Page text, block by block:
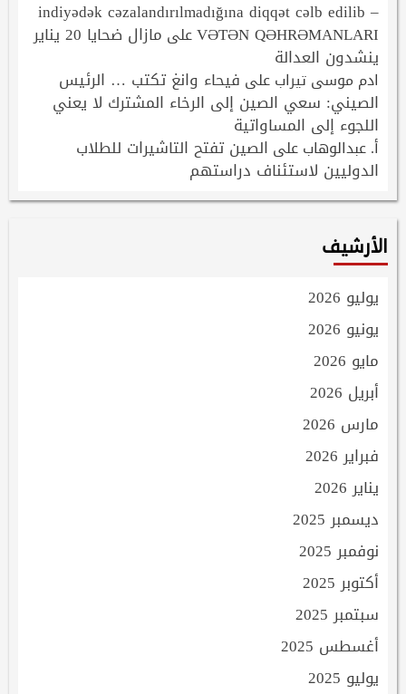
indiyədək cəzalandırılmadığına diqqət cəlb edilib –
VƏTƏN QƏHRƏMANLARIعلى مازال ضحايا 20 يناير
ينشدون العدالة
ادم موسى تيرابعلى فيحاء وانغ تكتب … الرئيس
الصيني: سعي الصين إلى الرخاء المشترك لا يعني
اللجوء إلى المساواتية
أ. عبدالوهابعلى الصين تفتح التاشيرات للطلاب
الدوليين لاستئناف دراستهم
الأرشيف
يوليو 2026
يونيو 2026
مايو 2026
أبريل 2026
مارس 2026
فبراير 2026
يناير 2026
ديسمبر 2025
نوفمبر 2025
أكتوبر 2025
سبتمبر 2025
أغسطس 2025
يوليو 2025